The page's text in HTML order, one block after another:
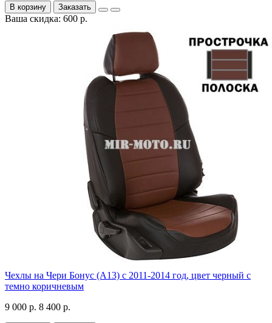
В корзину Заказать
Ваша скидка: 600 р.
Чехлы на Чери Бонус (A13) c 2011-2014 год, цвет черный с
темно коричневым
9 000 р. 8 400 р.